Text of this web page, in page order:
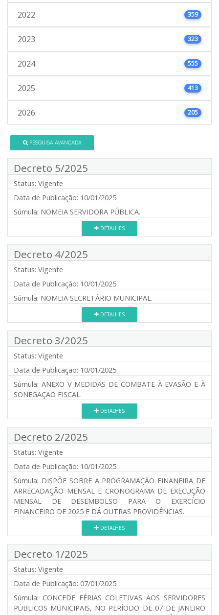
2022 359
2023 323
2024 555
2025 413
2026 205
PESQUISA AVANÇADA
Decreto 5/2025
Status: Vigente
Data de Publicação: 10/01/2025
Súmula: NOMEIA SERVIDORA PÚBLICA.
DETALHES
Decreto 4/2025
Status: Vigente
Data de Publicação: 10/01/2025
Súmula: NOMEIA SECRETÁRIO MUNICIPAL.
DETALHES
Decreto 3/2025
Status: Vigente
Data de Publicação: 10/01/2025
Súmula: ANEXO V MEDIDAS DE COMBATE À EVASÃO E À
SONEGAÇÃO FISCAL.
DETALHES
Decreto 2/2025
Status: Vigente
Data de Publicação: 10/01/2025
Súmula: DISPÕE SOBRE A PROGRAMAÇÃO FINANEIRA DE
ARRECADAÇÃO MENSAL E CRONOGRAMA DE EXECUÇÃO
MENSAL DE DESEMBOLSO PARA O EXERCÍCIO
FINANCEIRO DE 2025 E DÁ OUTRAS PROVIDÊNCIAS.
DETALHES
Decreto 1/2025
Status: Vigente
Data de Publicação: 07/01/2025
Súmula: CONCEDE FÉRIAS COLETIVAS AOS SERVIDORES
PÚBLICOS MUNICIPAIS, NO PERÍODO DE 07 DE JANEIRO